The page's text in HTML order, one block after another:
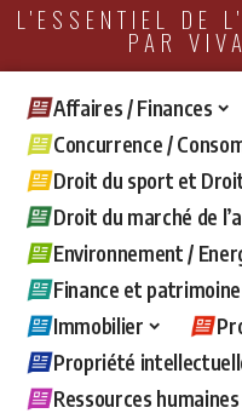
L'ESSENTIEL DE
PAR
Affaires / Finances
Concurrence /
Droit du sport et
Droit du marché de
Environnement /
Finance et patrimoine
Immobilier
Propriété
Ressources humaines